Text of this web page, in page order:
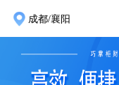
成都/襄阳